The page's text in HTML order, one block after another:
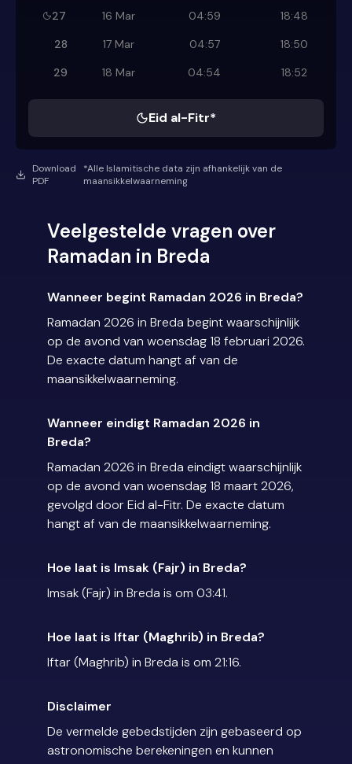
27
16 Mar 04:59
18:48
28
17 Mar 04:57
18:50
29
18 Mar 04:54 18:52
Eid al-Fitr*
Download
PDF
*Alle Islamitische data zijn afhankelijk van de
maansikkelwaarneming
Veelgestelde vragen over
Ramadan in Breda
Wanneer begint Ramadan 2026 in Breda?
Ramadan 2026 in Breda begint waarschijnlijk
op de avond van woensdag 18 februari 2026.
De exacte datum hangt af van de
maansikkelwaarneming.
Wanneer eindigt Ramadan 2026 in
Breda?
Ramadan 2026 in Breda eindigt waarschijnlijk
op de avond van woensdag 18 maart 2026,
gevolgd door Eid al-Fitr. De exacte datum
hangt af van de maansikkelwaarneming.
Hoe laat is Imsak (Fajr) in Breda?
Imsak (Fajr) in Breda is om 03:41.
Hoe laat is Iftar (Maghrib) in Breda?
Iftar (Maghrib) in Breda is om 21:16.
Disclaimer
De vermelde gebedstijden zijn gebaseerd op
astronomische berekeningen en kunnen